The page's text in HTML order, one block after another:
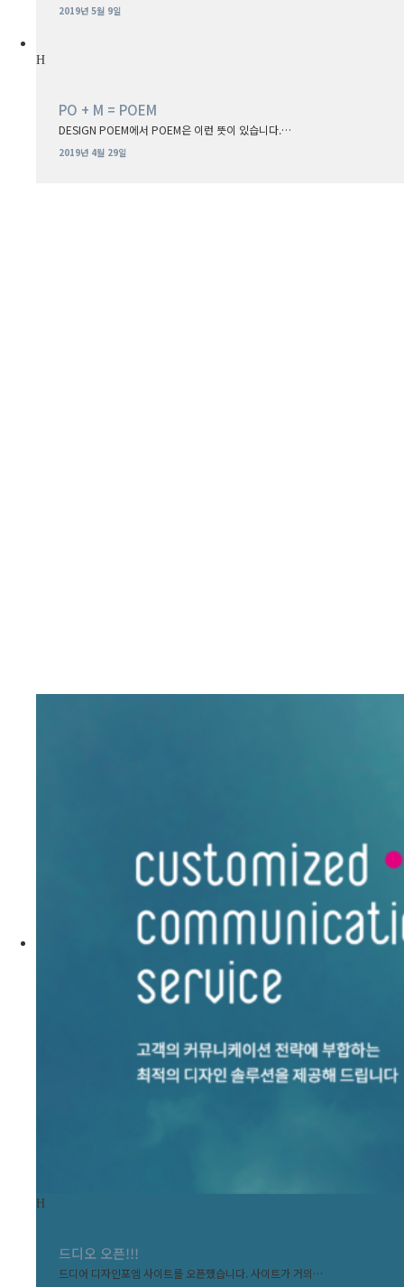
2019년 5월 9일
PO + M = POEM
DESIGN POEM에서 POEM은 이런 뜻이 있습니다.…
2019년 4월 29일
드디오 오픈!!!
드디어 디자인포엠 사이트를 오픈했습니다. 사이트가 거의…